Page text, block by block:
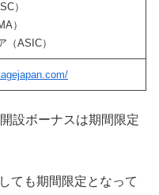
）
）
（ASIC）
設ボーナスは期間限定
ても期間限定となって